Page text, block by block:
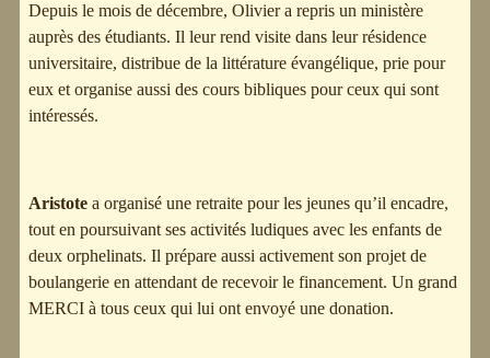
Depuis le mois de décembre, Olivier a repris un ministère
auprès des étudiants. Il leur rend visite dans leur résidence
universitaire, distribue de la littérature évangélique, prie pour
eux et organise aussi des cours bibliques pour ceux qui sont
intéressés.
Aristote a organisé une retraite pour les jeunes qu’il encadre,
tout en poursuivant ses activités ludiques avec les enfants de
deux orphelinats. Il prépare aussi activement son projet de
boulangerie en attendant de recevoir le financement. Un grand
MERCI à tous ceux qui lui ont envoyé une donation.